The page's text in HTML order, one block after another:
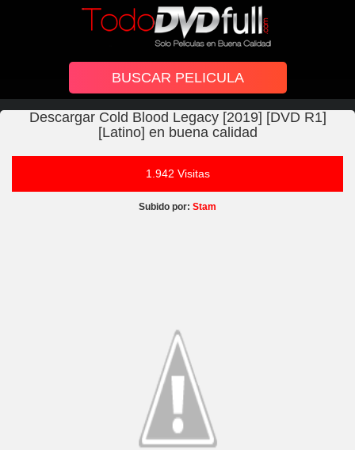
Descargar Cold Blood Legacy [2019] [DVD R1]
[Latino] en buena calidad
1.942 Visitas
Subido por: Stam